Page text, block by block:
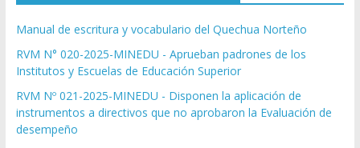
Manual de escritura y vocabulario del Quechua Norteño
RVM N° 020-2025-MINEDU - Aprueban padrones de los
Institutos y Escuelas de Educación Superior
RVM Nº 021-2025-MINEDU - Disponen la aplicación de
instrumentos a directivos que no aprobaron la Evaluación de
desempeño